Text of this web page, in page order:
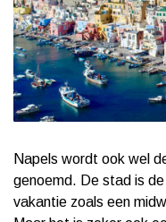
Napels wordt ook wel
genoemd. De stad is
vakantie zoals een